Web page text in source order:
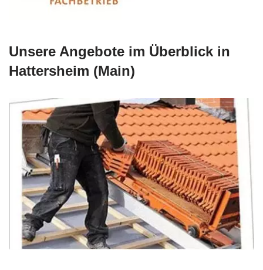
Unsere Angebote im Überblick in
Hattersheim (Main)